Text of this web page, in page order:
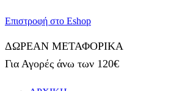
Επιστροφή στο Eshop
ΔΩΡΕΑΝ ΜΕΤΑΦΟΡΙΚΑ
Για Αγορές άνω των 120€